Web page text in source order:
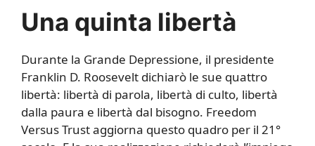
Una quinta libertà
Durante la Grande Depressione, il presidente
Franklin D. Roosevelt dichiarò le sue quattro
libertà: libertà di parola, libertà di culto, libertà
dalla paura e libertà dal bisogno. Freedom
Versus Trust aggiorna questo quadro per il 21°